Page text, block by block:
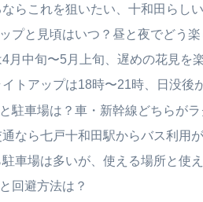
らこれを狙いたい、十和田らし
プと見頃はいつ？昼と夜でどう楽
4月中旬〜5月上旬、遅めの花見を
トアップは18時〜21時、日没後
駐車場は？車・新幹線どちらがラ
なら七戸十和田駅からバス利用
車場は多いが、使える場所と使
回避方法は？